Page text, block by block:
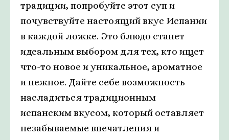
традиции, попробуйте этот суп и
почувствуйте настоящий вкус Испании
в каждой ложке. Это блюдо станет
идеальным выбором для тех, кто ищет
что-то новое и уникальное, ароматное
и нежное. Дайте себе возможность
насладиться традиционным
испанским вкусом, который оставляет
незабываемые впечатления и